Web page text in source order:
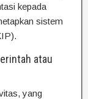
kepada
sistem
atau
yang